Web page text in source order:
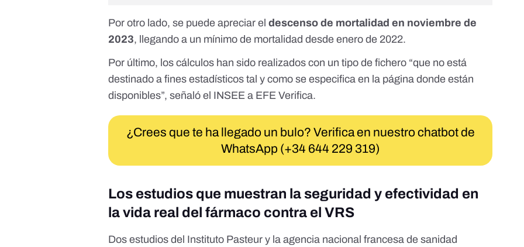
Por otro lado, se puede apreciar eldescenso de mortalidad en noviembre de
2023, llegando a un mínimo de mortalidad desde enero de 2022.
Por último, los cálculos han sido realizados con un tipo de fichero “que no está
destinado a fines estadísticos tal y como se especifica en la página donde están
disponibles”, señaló el INSEE a EFE Verifica.
¿Crees que te ha llegado un bulo? Verifica en nuestro chatbot de
WhatsApp (+34 644 229 319)
Los estudios que muestran la seguridad y efectividad en
la vida real del fármaco contra el VRS
Dos estudios del Instituto Pasteur y la agencia nacional francesa de sanidad